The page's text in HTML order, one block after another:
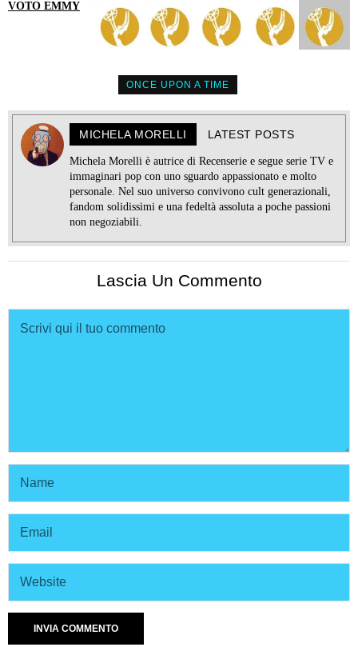
VOTO EMMY
ONCE UPON A TIME
MICHELA MORELLI LATEST POSTS
Michela Morelli è autrice di Recenserie e segue serie TV e
immaginari pop con uno sguardo appassionato e molto
personale. Nel suo universo convivono cult generazionali,
fandom solidissimi e una fedeltà assoluta a poche passioni
non negoziabili.
Lascia Un Commento